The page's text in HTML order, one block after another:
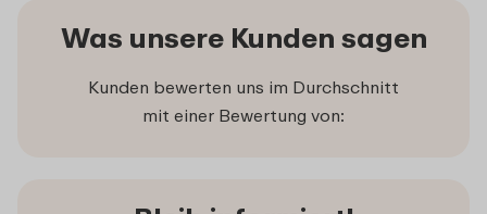
Was unsere Kunden sagen
Kunden bewerten uns im Durchschnitt
mit einer Bewertung von: